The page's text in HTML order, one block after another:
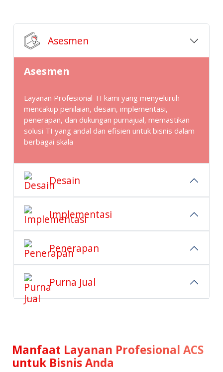
Asesmen
Asesmen
Layanan Profesional TI kami yang menyeluruh
mencakup penilaian, desain, implementasi,
penerapan, dan dukungan purnajual, memastikan
solusi TI yang andal dan efisien untuk bisnis dalam
berbagai skala
Desain
Implementasi
Penerapan
Purna Jual
Manfaat Layanan Profesional ACS
untuk Bisnis Anda